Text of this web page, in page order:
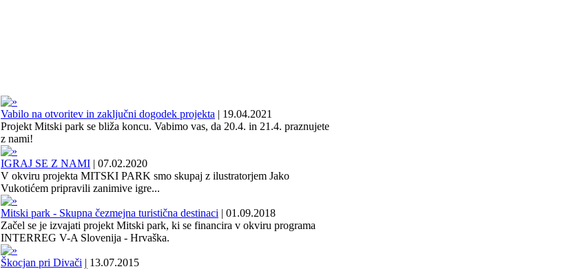
Vabilo na otvoritev in zaključni dogodek projekta | 19.04.2021
Projekt Mitski park se bliža koncu. Vabimo vas, da 20.4. in 21.4. praznujete
z nami!
IGRAJ SE Z NAMI | 07.02.2020
V okviru projekta MITSKI PARK smo skupaj z ilustratorjem Jako
Vukotićem pripravili zanimive igre...
Mitski park - Skupna čezmejna turistična destinaci | 01.09.2018
Začel se je izvajati projekt Mitski park, ki se financira v okviru programa
INTERREG V-A Slovenija - Hrvaška.
Škocjan pri Divači | 13.07.2015